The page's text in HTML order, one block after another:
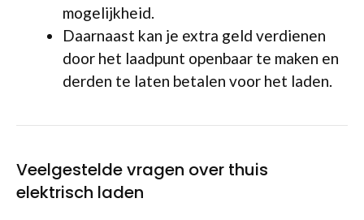
mogelijkheid.
Daarnaast kan je extra geld verdienen
door het laadpunt openbaar te maken en
derden te laten betalen voor het laden.
Veelgestelde vragen over thuis
elektrisch laden